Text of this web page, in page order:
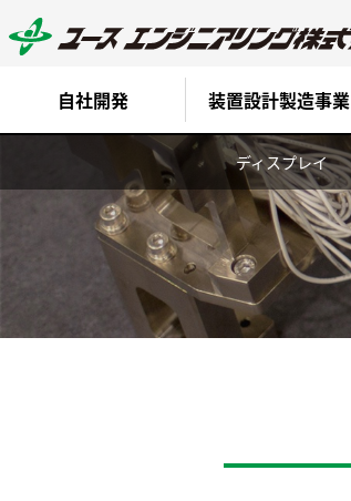
自社開発 装置設計製造事業
ディスプレイ